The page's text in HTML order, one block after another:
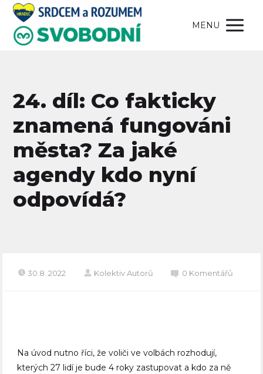
MENU
24. díl: Co fakticky
znamená fungováni
města? Za jaké
agendy kdo nyní
odpovídá?
30.8. 2022 Kolektiv Autorů 0 Komentářů
Na úvod nutno říci, že voliči ve volbách rozhodují,
kterých 27 lidí je bude 4 roky zastupovat a kdo za ně